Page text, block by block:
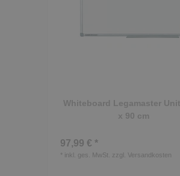
Whiteboard Legamaster
x 90 cm
97,99 € *
* inkl. ges. MwSt. zzgl. Versandkosten